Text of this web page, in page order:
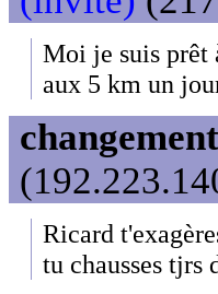
Moi je suis prêt
aux 5 km un
Ricard
tu chausses tjrs